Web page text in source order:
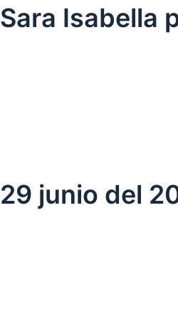
Ir
al
Sara Isabella
29 junio del